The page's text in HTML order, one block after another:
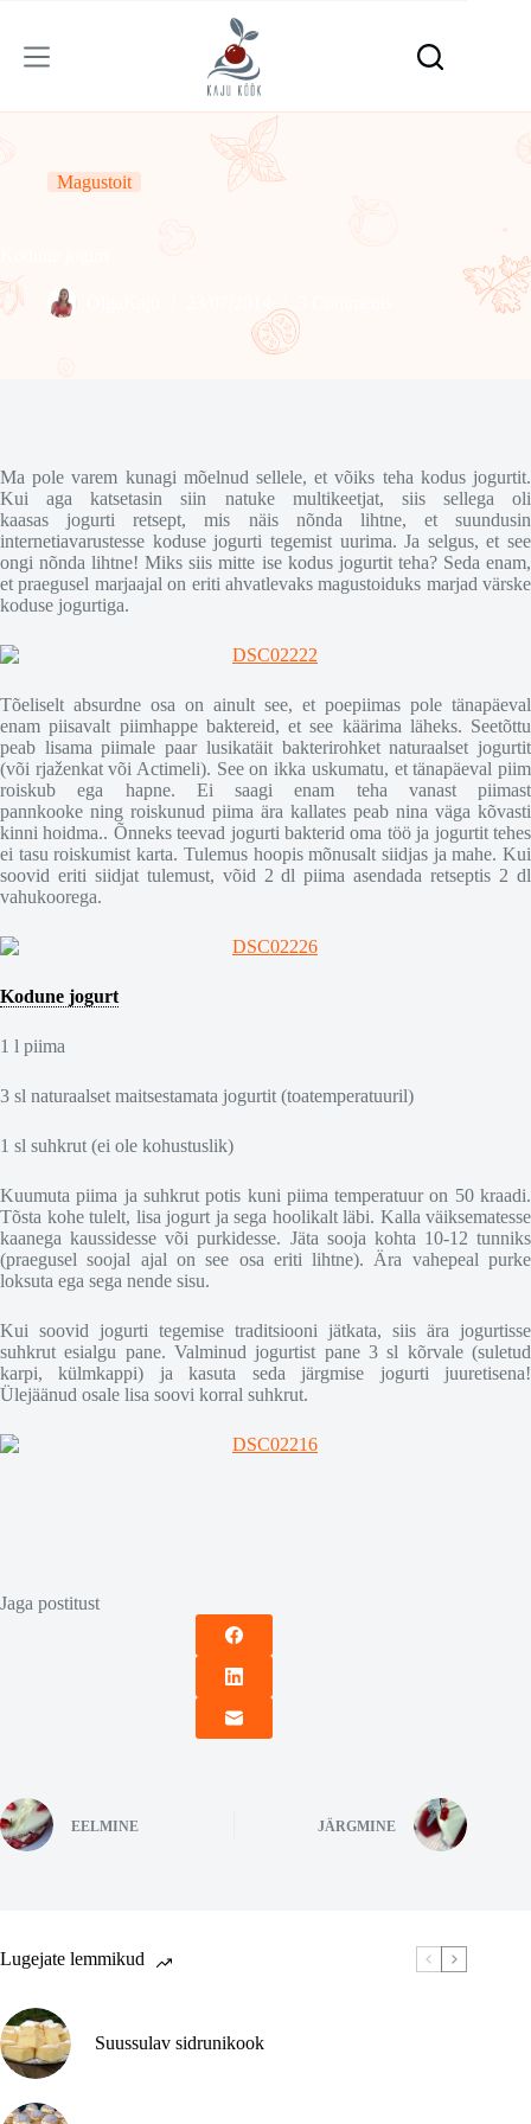
content
Magustoit
Ma pole varem kunagi mõelnud sellele, et võiks teha kodus jogurtit.
Kui aga katsetasin siin natuke multikeetjat, siis sellega oli
kaasas jogurti retsept, mis näis nõnda lihtne, et suundusin
internetiavarustesse koduse jogurti tegemist uurima. Ja selgus, et see
ongi nõnda lihtne! Miks siis mitte ise kodus jogurtit teha? Seda enam,
et praegusel marjaajal on eriti ahvatlevaks magustoiduks marjad värske
koduse jogurtiga.
Tõeliselt absurdne osa on ainult see, et poepiimas pole tänapäeval
enam piisavalt piimhappe baktereid, et see käärima läheks. Seetõttu
peab lisama piimale paar lusikatäit bakterirohket naturaalset jogurtit
(või rjaženkat või Actimeli). See on ikka uskumatu, et tänapäeval piim
roiskub ega hapne. Ei saagi enam teha vanast piimast
pannkooke ning roiskunud piima ära kallates peab nina väga kõvasti
kinni hoidma.. Õnneks teevad jogurti bakterid oma töö ja jogurtit tehes
ei tasu roiskumist karta. Tulemus hoopis mõnusalt siidjas ja mahe. Kui
soovid eriti siidjat tulemust, võid 2 dl piima asendada retseptis 2 dl
vahukoorega.
Kodune jogurt
1 l piima
3 sl naturaalset maitsestamata jogurtit (toatemperatuuril)
1 sl suhkrut (ei ole kohustuslik)
Kuumuta piima ja suhkrut potis kuni piima temperatuur on 50 kraadi.
Tõsta kohe tulelt, lisa jogurt ja sega hoolikalt läbi. Kalla väiksematesse
kaanega kaussidesse või purkidesse. Jäta sooja kohta 10-12 tunniks
(praegusel soojal ajal on see osa eriti lihtne). Ära vahepeal purke
loksuta ega sega nende sisu.
Kui soovid jogurti tegemise traditsiooni jätkata, siis ära jogurtisse
suhkrut esialgu pane. Valminud jogurtist pane 3 sl kõrvale (suletud
karpi, külmkappi) ja kasuta seda järgmise jogurti juuretisena!
Ülejäänud osale lisa soovi korral suhkrut.
Jaga postitust
EELMINE JÄRGMINE
Lugejate lemmikud
Suussulav sidrunikook